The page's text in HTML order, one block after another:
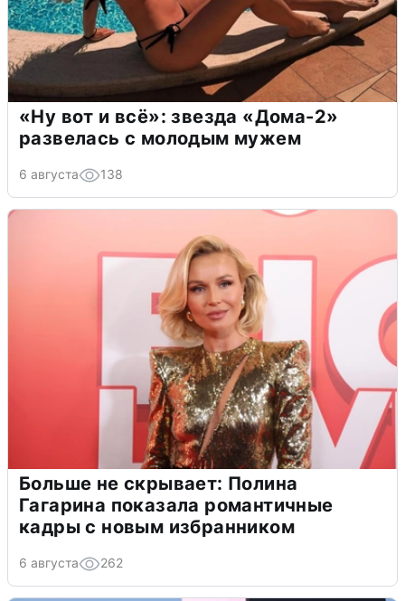
«Ну вот и всё»: звезда «Дома-2»
развелась с молодым мужем
6 августа 138
Больше не скрывает: Полина
Гагарина показала романтичные
кадры с новым избранником
6 августа 262